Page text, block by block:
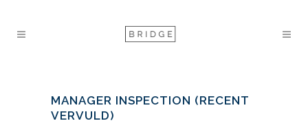
MANAGER INSPECTION (RECENT
VERVULD)